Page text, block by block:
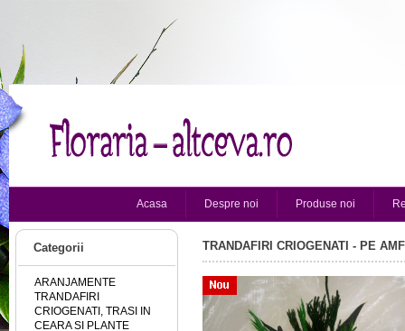
Acasa Despre noi Produse noi
Categorii
ARANJAMENTE
TRANDAFIRI
CRIOGENATI, TRASI IN
CEARA SI PLANTE
TRANDAFIRI CRIOGENATI - PE